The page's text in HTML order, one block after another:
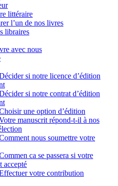
littéraire
l’un de nos livres
libraires
avec nous
si notre licence d’édition
si notre contrat d’édition
une option d’édition
manuscrit répond-t-il à nos
nous soumettre votre
ca se passera si votre
accepté
votre contribution